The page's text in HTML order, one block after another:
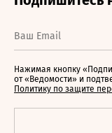
Нажимая кнопку
от «Ведомости» и
Политику по защите